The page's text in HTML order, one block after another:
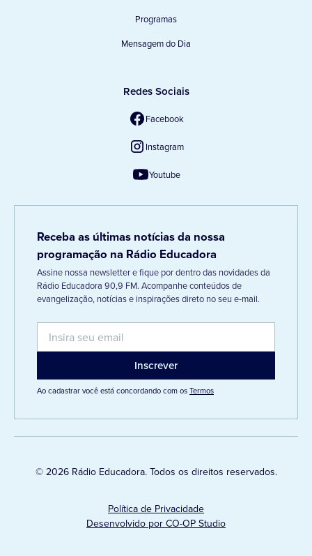
Programas
Mensagem do Dia
Redes Sociais
Facebook
Instagram
Youtube
Receba as últimas notícias da nossa
programação na Rádio Educadora
Assine nossa newsletter e fique por dentro das novidades da
Rádio Educadora 90,9 FM. Acompanhe conteúdos de
evangelização, notícias e inspirações direto no seu e-mail.
Ao cadastrar você está concordando com osTermos
© 2026 Rádio Educadora. Todos os direitos reservados.
Política de Privacidade
Desenvolvido por CO-OP Studio